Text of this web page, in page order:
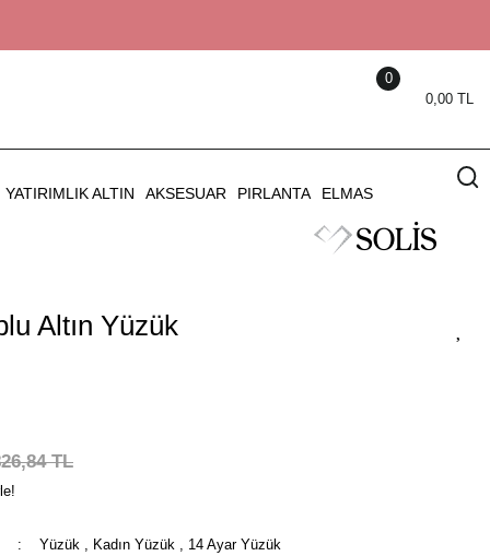
0,00 TL
0
YATIRIMLIK ALTIN AKSESUAR PIRLANTA ELMAS
Altın Yüzük
TL
Yüzük , Kadın Yüzük , 14 Ayar Yüzük